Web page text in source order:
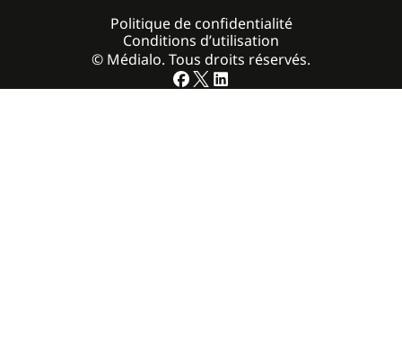
© Médialo. Tous droits réservés.
Politique de confidentialité
Conditions d’utilisation